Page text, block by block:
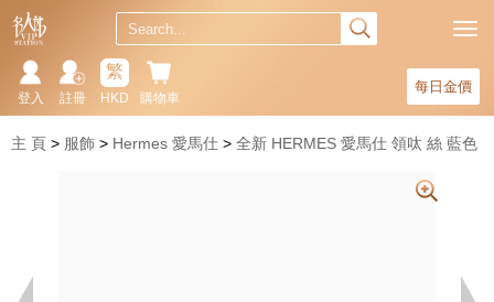
每日金價
購物車
繁
HKD
註冊
登入
主 頁 服飾 Hermes 愛馬仕 全新 HERMES 愛馬仕 領呔 絲 藍色